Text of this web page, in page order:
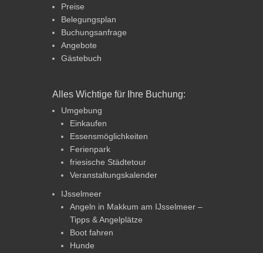
Preise
Belegungsplan
Buchungsanfrage
Angebote
Gästebuch
Alles Wichtige für Ihre Buchung:
Umgebung
Einkaufen
Essensmöglichkeiten
Ferienpark
friesische Städtetour
Veranstaltungskalender
IJsselmeer
Angeln in Makkum am IJsselmeer –
Tipps & Angelplätze
Boot fahren
Hunde